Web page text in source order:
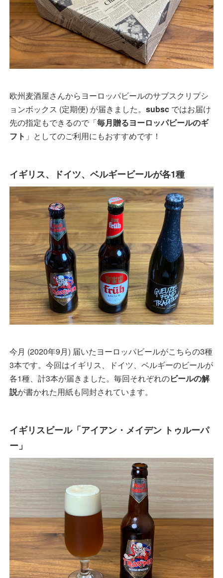
欧州麦酒屋さんからヨーロッパビールのサブスクリプシ
ョンボックス (定期便) が届きました。 subsc ではお届け
先の指定もできるので「毎月贈るヨーロッパビールのギ
フト 」としてのご利用にもおすすめです！
イギリス、ドイツ、ベルギービールが各1種
今月 (2020年9月) 届いたヨーロッパビールがこちらの3種
3本です。今回はイギリス、ドイツ、ベルギーのビールが
各1種、計3本が届きました。毎回それぞれのビールの解
説が書かれた用紙も同封されています。
イギリスビール「アイアン・メイデン トゥルーパ
ー」